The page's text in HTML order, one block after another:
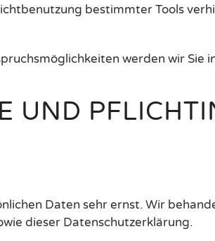
bestimmter Tools
werden wir
UND
Daten sehr ernst. Wir
dieser Datenschutzerklärung.